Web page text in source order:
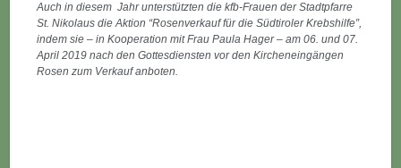
Auch in diesem Jahr unterstützten die kfb-Frauen der Stadtpfarre
St. Nikolaus die Aktion “Rosenverkauf für die Südtiroler Krebshilfe”,
indem sie – in Kooperation mit Frau Paula Hager – am 06. und 07.
April 2019 nach den Gottesdiensten vor den Kircheneingängen
Rosen zum Verkauf anboten.